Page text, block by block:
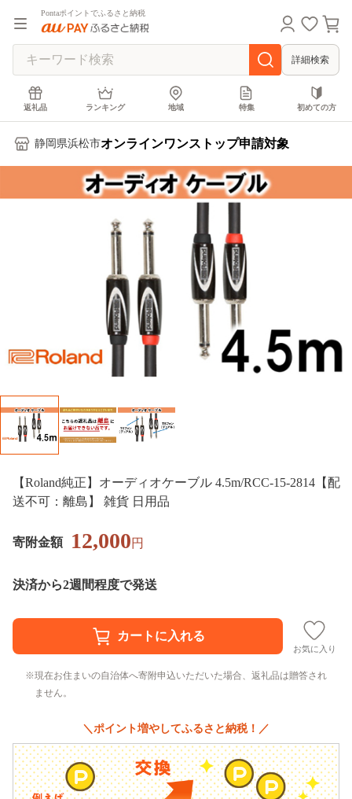
Pontaポイントでふるさと納税
詳細検索
返礼品 ランキング 地域 特集 初めての方
静岡県浜松市オンラインワンストップ申請対象
【Roland純正】オーディオケーブル 4.5m/RCC-15-2814【配
送不可：離島】 雑貨 日用品
寄附金額 12,000円
決済から2週間程度で発送
お気に入り
現在お住まいの自治体へ寄附申込いただいた場合、返礼品は贈答され
ません。
＼ポイント増やしてふるさと納税！／